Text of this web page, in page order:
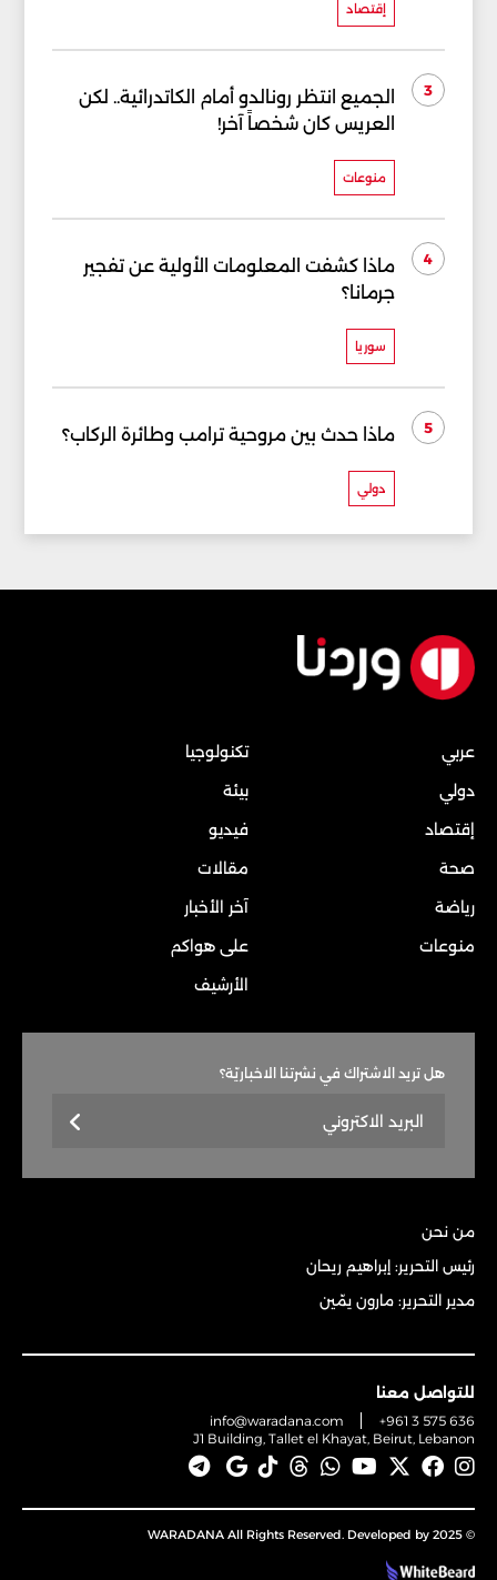
إقتصاد
3
الجميع انتظر رونالدو أمام الكاتدرائية.. لكن
العريس كان شخصاً آخر!
منوعات
4
ماذا كشفت المعلومات الأولية عن تفجير
جرمانا؟
سوريا
5 ماذا حدث بين مروحية ترامب وطائرة الركاب؟
دولي
عربي
دولي
إقتصاد
صحة
رياضة
منوعات
تكنولوجيا
بيئة
فيديو
مقالات
آخر الأخبار
على هواكم
الأرشيف
هل تريد الاشتراك في نشرتنا الاخباريّة؟
من نحن
رئيس التحرير: إبراهيم ريحان
مدير التحرير: مارون يمّين
للتواصل معنا
info@waradana.com
+961 3 575 636
J1 Building, Tallet el Khayat, Beirut, Lebanon
© 2025 WARADANA All Rights Reserved. Developed by